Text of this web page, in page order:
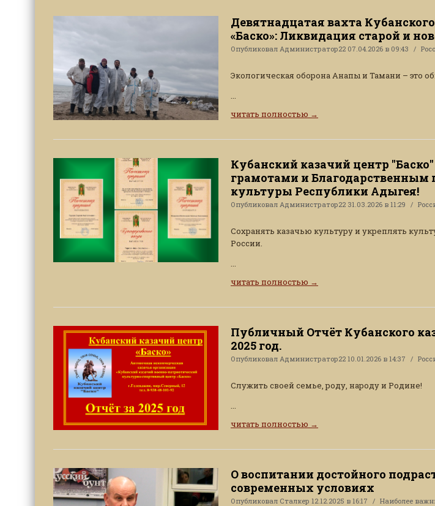
Девятнадцатая вахта
«Баско»: Ликвидация старой и
Опубликовал Администратор22 07.04.2026 в 09:43
Экологическая оборона Анапы и Тамани – это
читать полностью →
Кубанский казачий центр
грамотами и
культуры Республики Адыгея!
Опубликовал Администратор22 31.03.2026 в 11:29
Сохранять казачью культуру и укреплять
России.
читать полностью →
Публичный Отчёт Кубанского
2025 год.
Опубликовал Администратор22 10.01.2026 в 14:37
Служить своей семье, роду, народу и Родине!
читать полностью →
О воспитании достойного
современных условиях
Опубликовал Сталкер 12.12.2025 в 16:17 Наиболее